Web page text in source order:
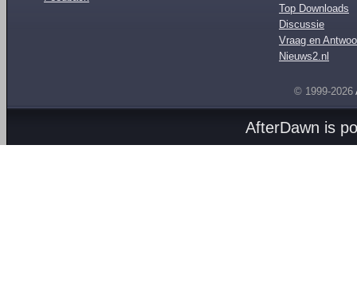
Top Downloads
Discussie
Vraag en
Nieuws2.nl
© 1999-2026
AfterDawn is